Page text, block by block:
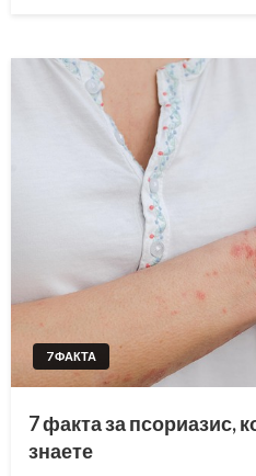
7 ФАКТА
7 факта за псориазис,
знаете